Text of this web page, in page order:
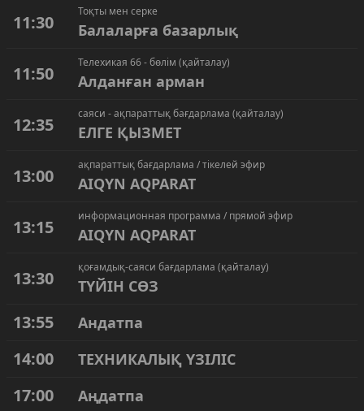
11:30
Тоқты мен серке
Балаларға базарлық
11:50
Телехикая 66 - бөлім (қайталау)
Алданған арман
12:35
саяси - ақпараттық бағдарлама (қайталау)
ЕЛГЕ ҚЫЗМЕТ
13:00
ақпараттық бағдарлама / тікелей эфир
AIQYN AQPARAT
13:15
информационная программа / прямой эфир
AIQYN AQPARAT
13:30
қоғамдық-саяси бағдарлама (қайталау)
ТҮЙІН СӨЗ
13:55 Андатпа
14:00 ТЕХНИКАЛЫҚ ҮЗІЛІС
17:00 Аңдатпа